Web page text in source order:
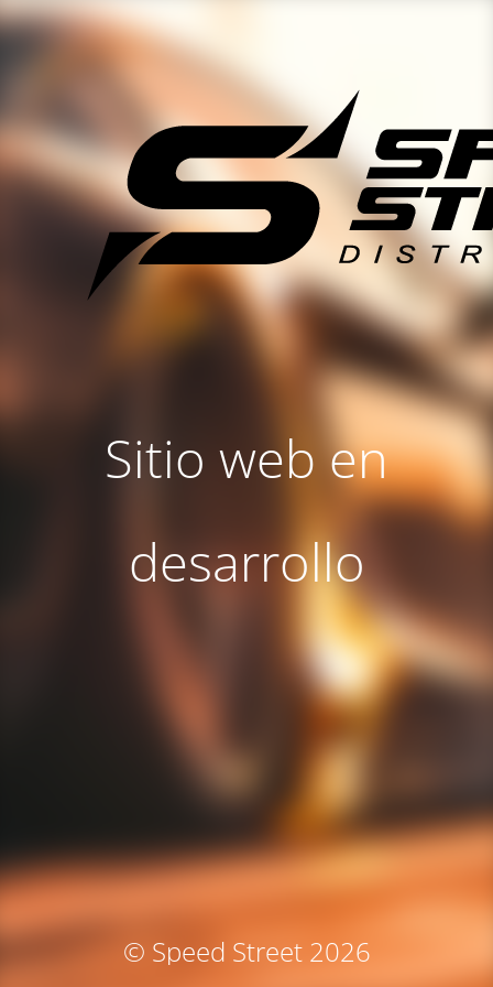
Sitio web en
desarrollo
© Speed Street 2026